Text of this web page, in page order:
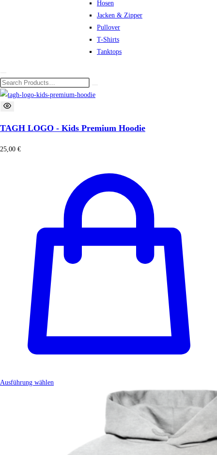
Hosen
Jacken & Zipper
Pullover
T-Shirts
Tanktops
TAGH LOGO - Kids Premium Hoodie
25,00 €
Ausführung wählen